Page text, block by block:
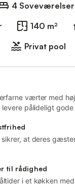
4 Soveværelser
140 m²
Privat pool
værter med
pålideligt gode
at deres
til rådighed
i et køkken